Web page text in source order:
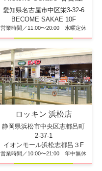
愛知県名古屋市中区栄3-32-6
BECOME SAKAE 10F
営業時間／11:00〜20:00 水曜定休
ロッキン 浜松店
静岡県浜松市中央区志都呂町
2-37-1
イオンモール浜松志都呂３F
営業時間／10:00〜21:00 年中無休